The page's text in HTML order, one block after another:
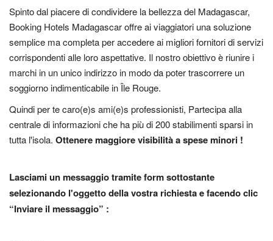
Spinto dal piacere di condividere la bellezza del Madagascar,
Booking Hotels Madagascar offre ai viaggiatori una soluzione
semplice ma completa per accedere ai migliori fornitori di servizi
corrispondenti alle loro aspettative. Il nostro obiettivo è riunire i
marchi in un unico indirizzo in modo da poter trascorrere un
soggiorno indimenticabile in Île Rouge.
Quindi per te caro(e)s ami(e)s professionisti, Partecipa alla
centrale di informazioni che ha più di 200 stabilimenti sparsi in
tutta l'isola. Ottenere maggiore visibilità a spese minori !
Lasciami un messaggio tramite form sottostante
selezionando l'oggetto della vostra richiesta e facendo clic
“Inviare il messaggio” :